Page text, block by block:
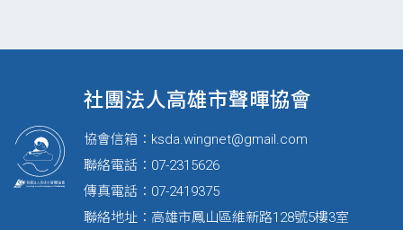
社團法人高雄市聲暉協會
協會信箱： ksda.wingnet@gmail.com
聯絡電話：07-2315626
傳真電話：07-2419375
聯絡地址：高雄市鳳山區維新路128號5樓3室